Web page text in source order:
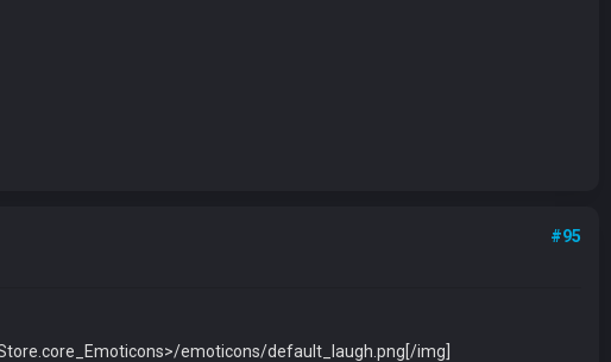
#95
emoticons/default_laugh.png[/img]